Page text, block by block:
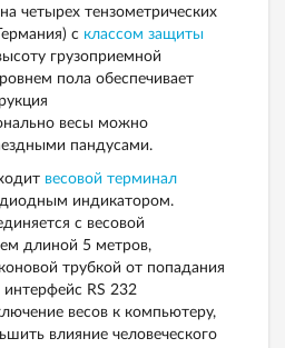
четырех тензометрических
с классом защиты
грузоприемной
пола обеспечивает
весы можно
пандусами.
весовой терминал
индикатором.
с весовой
длиной 5 метров,
трубкой от попадания
RS 232
весов к компьютеру,
влияние человеческого